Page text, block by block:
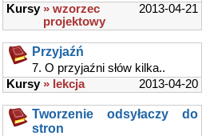
2013-04-21
Kursy » wzorzec
projektowy
Przyjaźń
7. O przyjaźni słów kilka..
2013-04-20
Kursy » lekcja
Tworzenie odsyłaczy do
stron